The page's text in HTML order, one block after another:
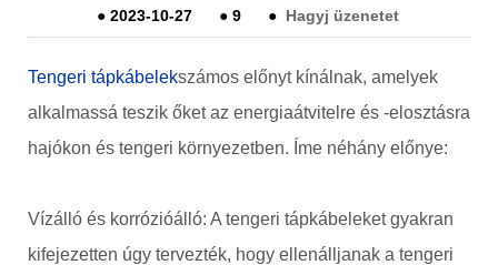
●2023-10-27 ●9 ● Hagyj üzenetet
Tengeri tápkábelekszámos előnyt kínálnak, amelyek
alkalmassá teszik őket az energiaátvitelre és -elosztásra
hajókon és tengeri környezetben. Íme néhány előnye:
Vízálló és korrózióálló: A tengeri tápkábeleket gyakran
kifejezetten úgy tervezték, hogy ellenálljanak a tengeri